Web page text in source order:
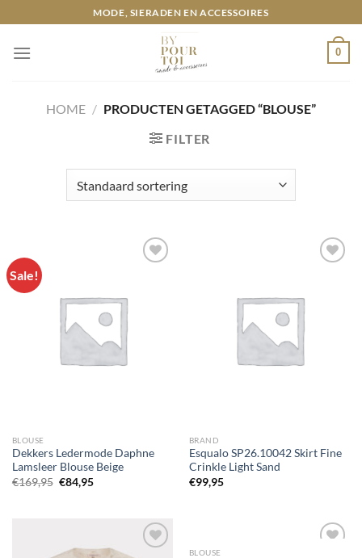
naar
inhoud
MODE, SIERADEN EN ACCESSOIRES
0
HOME / PRODUCTEN GETAGGED “BLOUSE”
FILTER
Sale!
Toevoegen
BLOUSE
Dekkers Ledermode Daphne
Lamsleer Blouse Beige
€169,95 Oorspronkelijke
prijs
€84,95Huidige
Toevoegen
BRAND
Esqualo SP26.10042 Skirt Fine
Crinkle Light Sand
€99,95
BLOUSE